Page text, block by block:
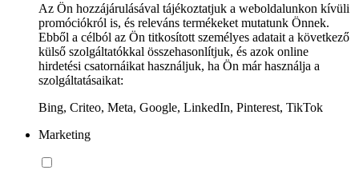
Az Ön hozzájárulásával tájékoztatjuk a weboldalunkon kívüli
promóciókról is, és releváns termékeket mutatunk Önnek.
Ebből a célból az Ön titkosított személyes adatait a következő
külső szolgáltatókkal összehasonlítjuk, és azok online
hirdetési csatornáikat használjuk, ha Ön már használja a
szolgáltatásaikat:
Bing, Criteo, Meta, Google, LinkedIn, Pinterest, TikTok
Marketing